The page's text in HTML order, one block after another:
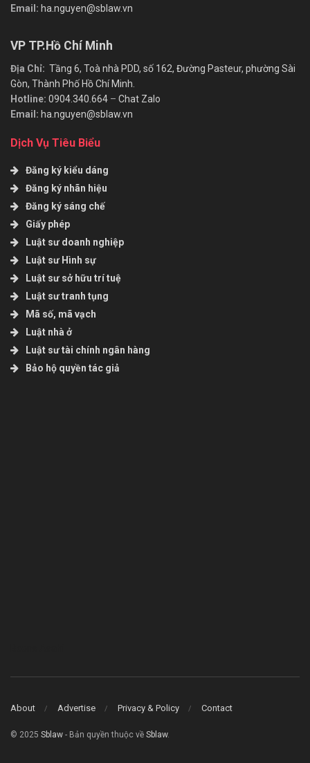
Email: ha.nguyen@sblaw.vn
VP TP.Hồ Chí Minh
Địa Chỉ: Tầng 6, Toà nhà PDD, số 162, Đường Pasteur, phường Sài
Gòn, Thành Phố Hồ Chí Minh.
Hotline: 0904.340.664 – Chat Zalo
Email: ha.nguyen@sblaw.vn
Dịch Vụ Tiêu Biểu
Đăng ký kiểu dáng
Đăng ký nhãn hiệu
Đăng ký sáng chế
Giấy phép
Luật sư doanh nghiệp
Luật sư Hình sự
Luật sư sở hữu trí tuệ
Luật sư tranh tụng
Mã số, mã vạch
Luật nhà ở
Luật sư tài chính ngân hàng
Bảo hộ quyền tác giả
About Advertise Privacy & Policy Contact
© 2025 Sblaw - Bản quyền thuộc về Sblaw.